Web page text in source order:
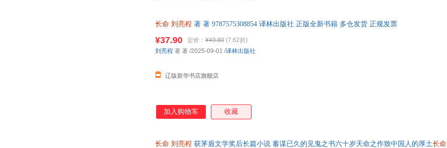
长命 刘亮程 著 著 9787575308854 译林出版社 正版全新书籍 多仓发货 正规发票
¥37.90 定价： ¥49.80 (7.62折)
辽版新华书店旗舰店
刘亮程 著 著 /2025-09-01 /译林出版社
加入购物车 收藏
长命 刘亮程 获茅盾文学奖后长篇小说 蓄谋已久的见鬼之书六十岁天命之作致中国人的厚土长命